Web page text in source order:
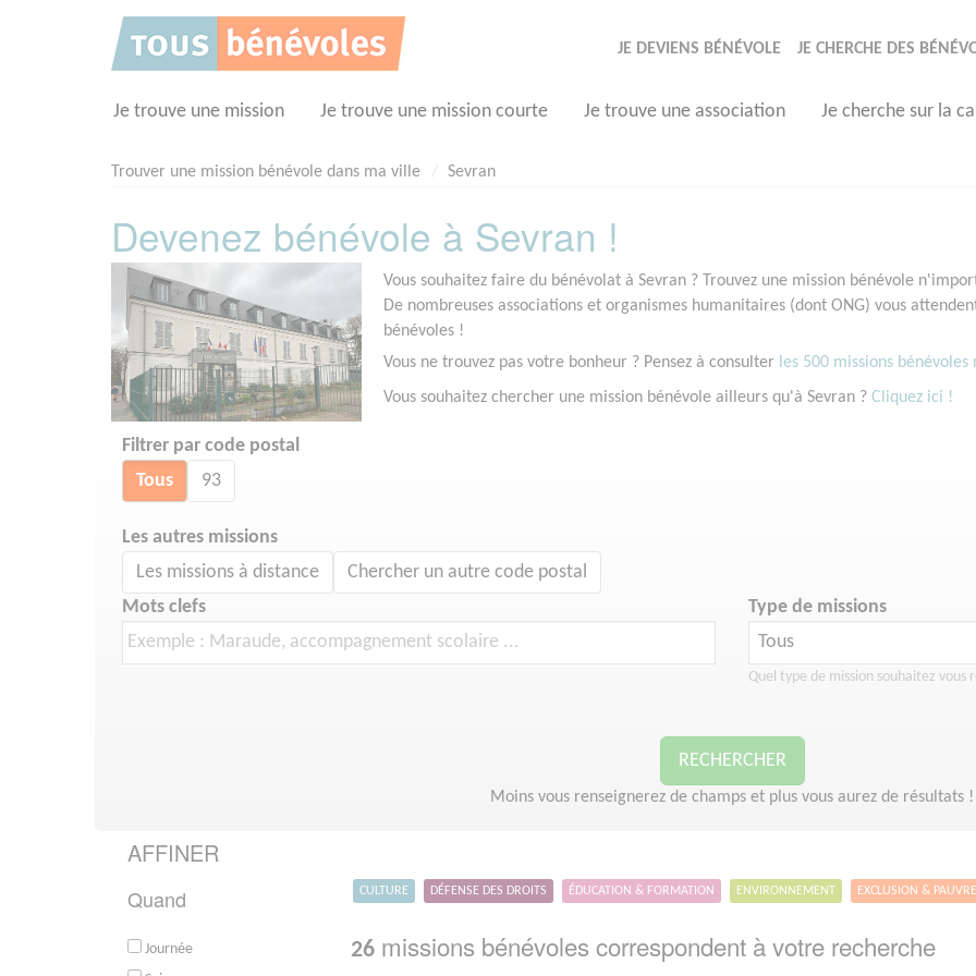
JE DEVIENS BÉNÉVOLE JE CHERCHE DES
Je trouve une mission Je trouve une mission courte Je trouve une association Je cherche sur la
Trouver une mission bénévole dans ma ville Sevran
Devenez bénévole à Sevran !
Vous souhaitez faire du bénévolat à Sevran ? Trouvez une mission bénévole
De nombreuses associations et organismes humanitaires (dont ONG) vous
bénévoles !
Vous ne trouvez pas votre bonheur ? Pensez à consulter les 500 missions
Vous souhaitez chercher une mission bénévole ailleurs qu'à Sevran ? Cliquez ici !
Filtrer par code postal
Tous 93
Les autres missions
Les missions à distance Chercher un autre code postal
Mots clefs Type de missions
Quel type de mission souhaitez vous
RECHERCHER
Moins vous renseignerez de champs et plus vous aurez de résultats !
AFFINER
Quand
Journée
CULTURE DÉFENSE DES DROITS ÉDUCATION & FORMATION ENVIRONNEMENT EXCLUSION &
26 missions bénévoles correspondent à votre recherche